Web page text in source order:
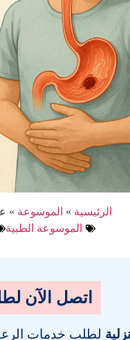
الرئيسية » الموسوعة »
الموسوعة الطبية
اتصل الآن
لطلب خدمات